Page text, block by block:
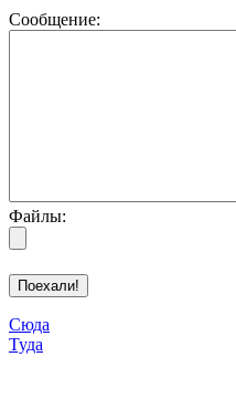
Сообщение:
Файлы:
Сюда
Туда